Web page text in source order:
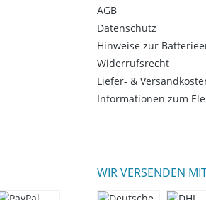
AGB
Datenschutz
Hinweise zur
Widerrufsrecht
Liefer- &
Informationen zum
WIR VERSENDEN